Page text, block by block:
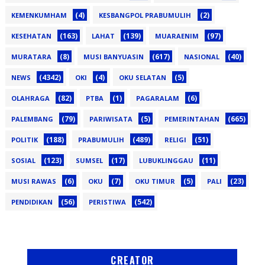
KEMENKUMHAM (4) KESBANGPOL PRABUMULIH (2)
KESEHATAN (163) LAHAT (139) MUARAENIM (97)
MURATARA (8) MUSI BANYUASIN (617) NASIONAL (40)
NEWS (4342) OKI (4) OKU SELATAN (5)
OLAHRAGA (82) PTBA (1) PAGARALAM (6)
PALEMBANG (79) PARIWISATA (5) PEMERINTAHAN (665)
POLITIK (188) PRABUMULIH (489) RELIGI (51)
SOSIAL (123) SUMSEL (17) LUBUKLINGGAU (11)
MUSI RAWAS (6) OKU (7) OKU TIMUR (5) PALI (23)
PENDIDIKAN (56) PERISTIWA (542)
CREATOR